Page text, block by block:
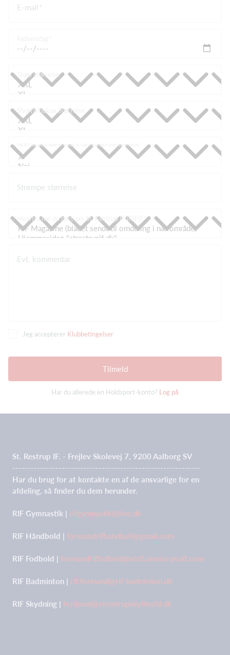
E-mail
Trøje størrelse
Shorts/bukse Størrelse
Må RIF benytte billeder til opslag på f.eks. holdsport eller hjemmeside
Strømpe størrelse
Hvorfra har du hørt om St. Restrup IF (RIF)?
Evt. kommentar
Jeg accepterer Klubbetingelser
Tilmeld
Har du allerede en Holdsport-konto? Log på
St. Restrup IF. - Frejlev Skolevej 7, 9200 Aalborg SV
-------------------------------------------------------------
Har du brug for at kontakte en af de ansvarlige for en
afdeling, så finder du dem herunder.
RIF Gymnastik | rifgymnastik@live.dk
RIF Håndbold | formandrifhandball@gmail.com
RIF Fodbold | formandriffodbold@strif.onmicrosoft.com
RIF Badminton | rif.formand@rif-badminton.dk
RIF Skydning | formand@strestrupskytteafd.dk